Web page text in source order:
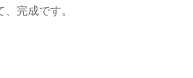
完成です。